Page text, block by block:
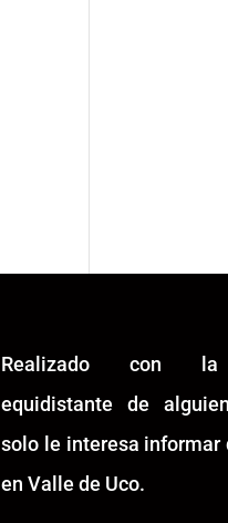
Realizado con la
equidistante de
solo le interesa informar
en Valle de Uco.